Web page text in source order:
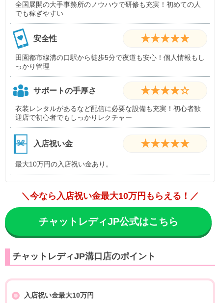
全国展開の大手事務所のノウハウで研修も充実！初めての人
でも稼ぎやすい
安全性 ★★★★★
田園都市線溝の口駅から徒歩5分で夜道も安心！個人情報もし
っかり管理
サポートの手厚さ ★★★★☆
衣装レンタルがあるなど配信に必要な設備も充実！初心者歓
迎店で初心者でもしっかりレクチャー
入店祝い金 ★★★★★
最大10万円の入店祝い金あり。
＼今なら入店祝い金最大10万円もらえる！／
チャットレディJP公式はこちら
チャットレディJP溝口店のポイント
入店祝い金最大10万円